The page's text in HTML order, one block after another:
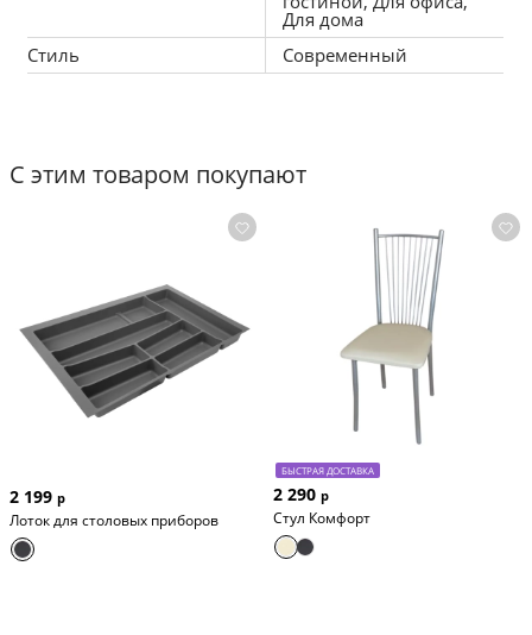
Для дома
Стиль
Современный
С этим товаром покупают
2 199 р
Лоток для столовых приборов
БЫСТРАЯ ДОСТАВКА
2 290 р
Стул Комфорт